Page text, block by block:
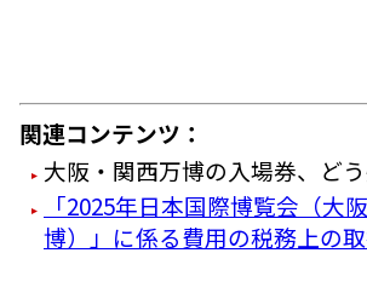
関連コンテンツ：
大阪・関西万博の入場券、ど
「2025年日本国際博覧会（大
博）」に係る費用の税務上の